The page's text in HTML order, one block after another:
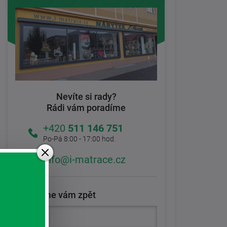
Nevíte si rady?
Rádi vám poradíme
+420 511 146 751
Po-Pá 8:00 - 17:00 hod.
info@i-matrace.cz
Zavoláme vám zpět